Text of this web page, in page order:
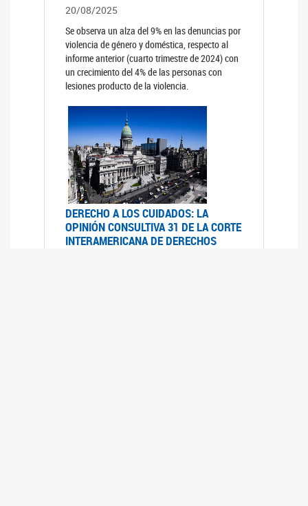
20/08/2025
Se observa un alza del 9% en las denuncias por
violencia de género y doméstica, respecto al
informe anterior (cuarto trimestre de 2024) con
un crecimiento del 4% de las personas con
lesiones producto de la violencia.
DERECHO A LOS CUIDADOS: LA
OPINIÓN CONSULTIVA 31 DE LA CORTE
INTERAMERICANA DE DERECHOS